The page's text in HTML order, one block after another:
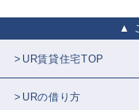
UR賃貸住宅TOP
URの借り方